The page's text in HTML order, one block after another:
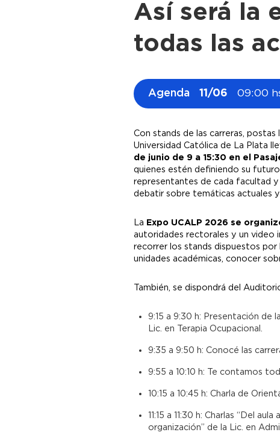
Así será la
todas las
Agenda 11/06 09:00
Con stands de las carreras,
Universidad Católica de La Plata
de junio de 9 a 15:30 en el
quienes estén definiendo su
representantes de cada facultad
debatir sobre temáticas actuales y
La Expo UCALP 2026 se
autoridades rectorales y un video
recorrer los stands dispuestos
unidades académicas, conocer
También, se dispondrá del
9:15 a 9:30 h: Presentación de
Lic. en Terapia Ocupacional.
9:35 a 9:50 h: Conocé las
9:55 a 10:10 h: Te contamos
10:15 a 10:45 h: Charla de
11:15 a 11:30 h: Charlas “Del
organización” de la Lic. en